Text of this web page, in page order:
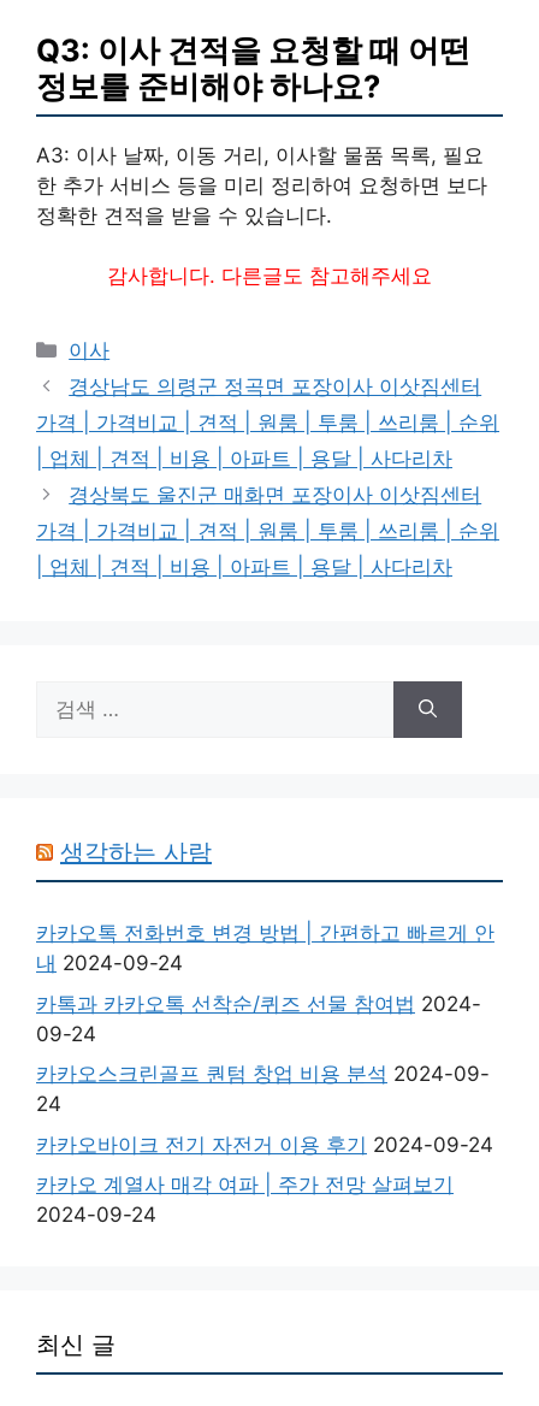
Q3: 이사 견적을 요청할 때 어떤
정보를 준비해야 하나요?
A3: 이사 날짜, 이동 거리, 이사할 물품 목록, 필요
한 추가 서비스 등을 미리 정리하여 요청하면 보다
정확한 견적을 받을 수 있습니다.
감사합니다. 다른글도 참고해주세요
카
테
고
리
이사
경상남도 의령군 정곡면 포장이사 이삿짐센터
가격 | 가격비교 | 견적 | 원룸 | 투룸 | 쓰리룸 | 순위
| 업체 | 견적 | 비용 | 아파트 | 용달 | 사다리차
경상북도 울진군 매화면 포장이사 이삿짐센터
가격 | 가격비교 | 견적 | 원룸 | 투룸 | 쓰리룸 | 순위
| 업체 | 견적 | 비용 | 아파트 | 용달 | 사다리차
색:
생각하는 사람
카카오톡 전화번호 변경 방법 | 간편하고 빠르게 안
내 2024-09-24
카톡과 카카오톡 선착순/퀴즈 선물 참여법 2024-
09-24
카카오스크린골프 퀀텀 창업 비용 분석 2024-09-
24
카카오바이크 전기 자전거 이용 후기 2024-09-24
카카오 계열사 매각 여파 | 주가 전망 살펴보기
2024-09-24
최신 글